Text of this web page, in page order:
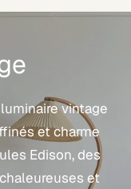
vintage
et charme
Edison, des
et